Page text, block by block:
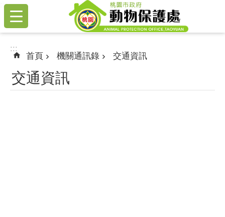
跳到主要內容區塊
:::
:::
首頁 機關通訊錄 交通資訊
交通資訊